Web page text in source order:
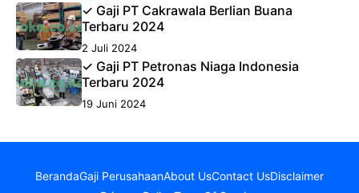
✓ Gaji PT Cakrawala Berlian Buana
Terbaru 2024
2 Juli 2024
✓ Gaji PT Petronas Niaga Indonesia
Terbaru 2024
19 Juni 2024
BerandaGaji PerusahaanAbout UsContact UsDisclaimer